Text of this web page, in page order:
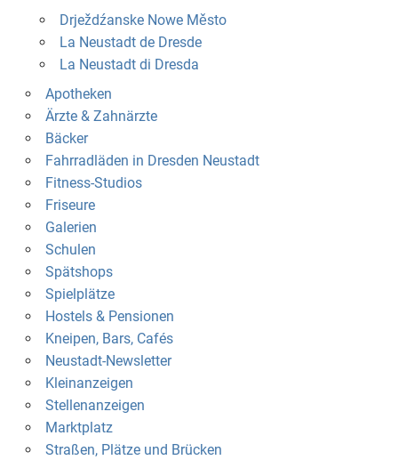
Drježdźanske Nowe Město
La Neustadt de Dresde
La Neustadt di Dresda
Apotheken
Ärzte & Zahnärzte
Bäcker
Fahrradläden in Dresden Neustadt
Fitness-Studios
Friseure
Galerien
Schulen
Spätshops
Spielplätze
Hostels & Pensionen
Kneipen, Bars, Cafés
Neustadt-Newsletter
Kleinanzeigen
Stellenanzeigen
Marktplatz
Straßen, Plätze und Brücken